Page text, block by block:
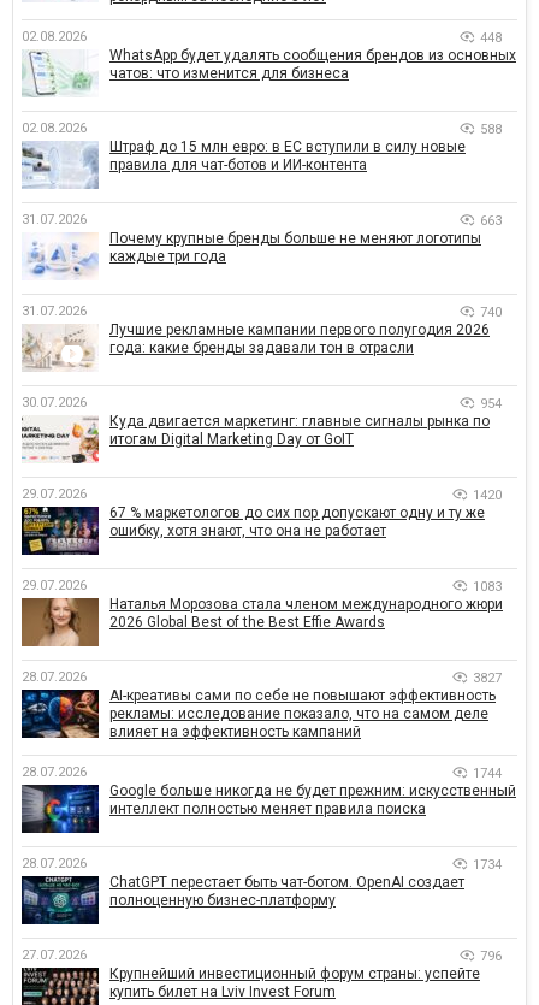
02.08.2026 448
WhatsApp будет удалять сообщения брендов из основных
чатов: что изменится для бизнеса
02.08.2026 588
Штраф до 15 млн евро: в ЕС вступили в силу новые
правила для чат-ботов и ИИ-контента
31.07.2026 663
Почему крупные бренды больше не меняют логотипы
каждые три года
31.07.2026 740
Лучшие рекламные кампании первого полугодия 2026
года: какие бренды задавали тон в отрасли
30.07.2026 954
Куда двигается маркетинг: главные сигналы рынка по
итогам Digital Marketing Day от GoIT
29.07.2026 1420
67 % маркетологов до сих пор допускают одну и ту же
ошибку, хотя знают, что она не работает
29.07.2026 1083
Наталья Морозова стала членом международного жюри
2026 Global Best of the Best Effie Awards
28.07.2026 3827
AI-креативы сами по себе не повышают эффективность
рекламы: исследование показало, что на самом деле
влияет на эффективность кампаний
28.07.2026 1744
Google больше никогда не будет прежним: искусственный
интеллект полностью меняет правила поиска
28.07.2026 1734
ChatGPT перестает быть чат-ботом. OpenAI создает
полноценную бизнес-платформу
27.07.2026 796
Крупнейший инвестиционный форум страны: успейте
купить билет на Lviv Invest Forum